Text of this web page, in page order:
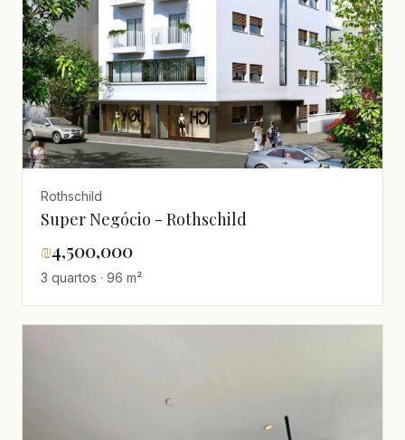
Rothschild
Super Negócio - Rothschild
₪4,500,000
3 quartos · 96 m²